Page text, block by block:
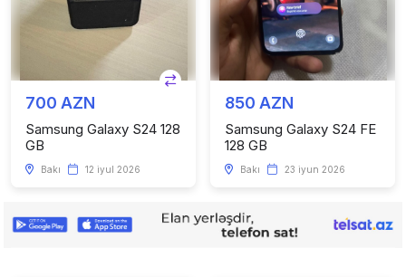
700 AZN
Samsung Galaxy S24 128
GB
Bakı 12 iyul 2026
850 AZN
Samsung Galaxy S24 FE
128 GB
Bakı 23 iyun 2026